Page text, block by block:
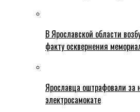
В Ярославской области
факту осквернения
Ярославца оштрафовали за
электросамокате